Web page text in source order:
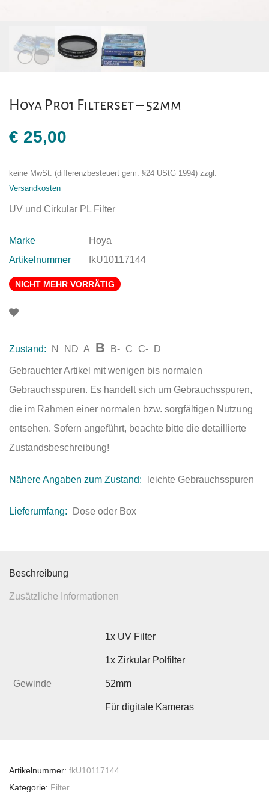
Hoya Pro1 Filterset – 52mm
€ 25,00
keine MwSt. (differenzbesteuert gem. §24 UStG 1994) zzgl.
Versandkosten
UV und Cirkular PL Filter
Marke
Hoya
Artikelnummer
fkU10117144
NICHT MEHR VORRÄTIG
Zustand: N ND A B B- C C- D
Gebrauchter Artikel mit wenigen bis normalen
Gebrauchsspuren. Es handelt sich um Gebrauchsspuren,
die im Rahmen einer normalen bzw. sorgfältigen Nutzung
entsehen. Sofern angeführt, beachte bitte die detaillierte
Zustandsbeschreibung!
Nähere Angaben zum Zustand: leichte Gebrauchsspuren
Lieferumfang: Dose oder Box
Beschreibung
Zusätzliche Informationen
1x UV Filter
1x Zirkular Polfilter
Gewinde 52mm
Für digitale Kameras
Artikelnummer: fkU10117144
Kategorie: Filter